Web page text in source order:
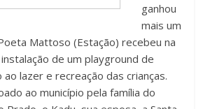
ganhou
mais um
Mattoso (Estação) recebeu na
de um playground de
lazer e recreação das crianças.
ao município pela família do